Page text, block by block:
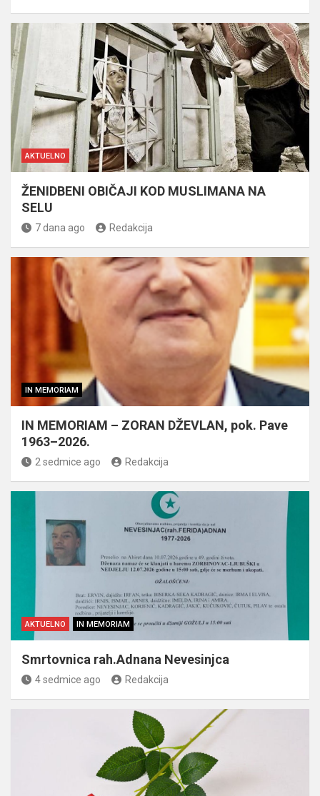
AKTUELNO
ŽENIDBENI OBIČAJI KOD MUSLIMANA NA
SELU
7 dana ago Redakcija
IN MEMORIAM
IN MEMORIAM – ZORAN DŽEVLAN, pok. Pave
1963–2026.
2 sedmice ago Redakcija
AKTUELNO IN MEMORIAM
Smrtovnica rah.Adnana Nevesinjca
4 sedmice ago Redakcija